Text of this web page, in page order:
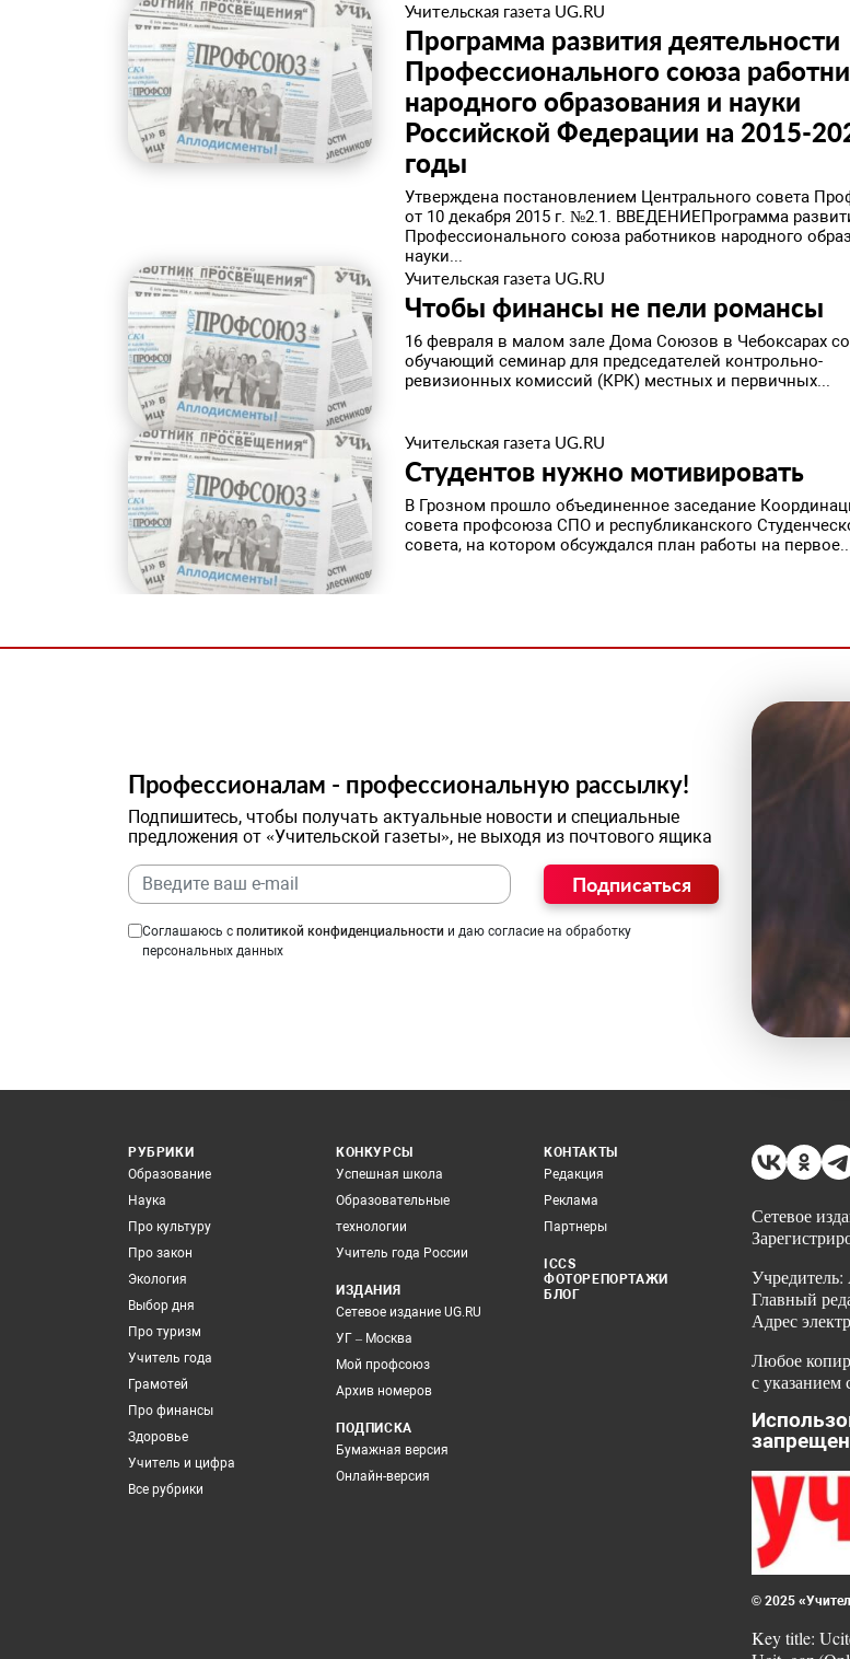
Учительская газета UG.RU
Программа развития деятельности
Профессионального союза
народного образования и науки
Российской Федерации на
годы
​Утверждена постановлением Центрального совета
от 10 декабря 2015 г. №2.1. ВВЕДЕНИЕПрограмма
Профессионального союза работников народного
науки...
Учительская газета UG.RU
​Чтобы финансы не пели романсы
16 февраля в малом зале Дома Союзов в Чебоксарах
обучающий семинар для председателей контрольно-
ревизионных комиссий (КРК) местных и первичных...
Учительская газета UG.RU
​Студентов нужно мотивировать
В Грозном прошло объединенное заседание
совета профсоюза СПО и республиканского
совета, на котором обсуждался план работы на
Профессионалам - профессиональную рассылку!
Подпишитесь, чтобы получать актуальные новости и специальные
предложения от «Учительской газеты», не выходя из почтового ящика
Подписаться
Соглашаюсь с политикой конфиденциальности и даю согласие на обработку
персональных данных
РУБРИКИ
Образование
Наука
Про культуру
Про закон
Экология
Выбор дня
Про туризм
Учитель года
Грамотей
Про финансы
Здоровье
Учитель и цифра
Все рубрики
КОНКУРСЫ
Успешная школа
Образовательные
технологии
Учитель года России
ИЗДАНИЯ
Сетевое издание UG.RU
УГ – Москва
Мой профсоюз
Архив номеров
ПОДПИСКА
Бумажная версия
Онлайн-версия
КОНТАКТЫ
Редакция
Реклама
Партнеры
ICCS
ФОТОРЕПОРТАЖИ
БЛОГ
Сетевое
Учредитель:
Главный
Адрес
Любое
с указанием
© 2025
Key title: